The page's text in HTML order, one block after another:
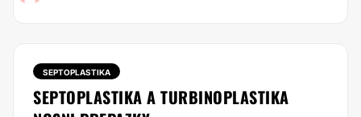
SEPTOPLASTIKA
SEPTOPLASTIKA A TURBINOPLASTIKA